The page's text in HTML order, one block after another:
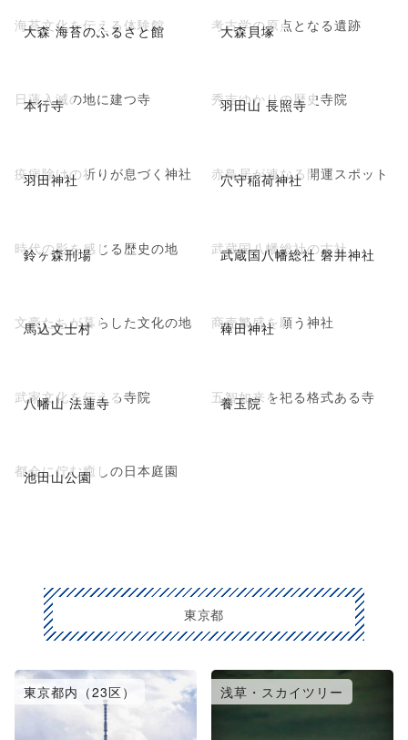
大森 海苔のふるさと館
海苔文化を伝える体験館 大森貝塚
考古学の原点となる遺跡
本行寺
日蓮入滅の地に建つ寺 羽田山 長照寺
秀吉ゆかりの歴史寺院
羽田神社
疫病除けの祈りが息づく神社 穴守稲荷神社
赤鳥居が連なる開運スポット
鈴ヶ森刑場
時代の影を感じる歴史の地 武蔵国八幡総社 磐井神社
武蔵国八幡総社の古社
馬込文士村
文豪たちが暮らした文化の地 薭田神社
商売繁盛を願う神社
八幡山 法蓮寺
武家文化を伝える寺院 養玉院
五智如来を祀る格式ある寺
池田山公園
都会に佇む癒しの日本庭園
東京都
東京都内（23区） 浅草・スカイツリー